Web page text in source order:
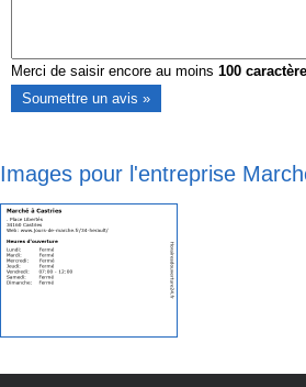
Merci de saisir encore au moins 100
Images pour l'entreprise